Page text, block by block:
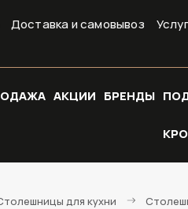
Доставка и самовывоз
АКЦИИ БРЕНДЫ
для кухни